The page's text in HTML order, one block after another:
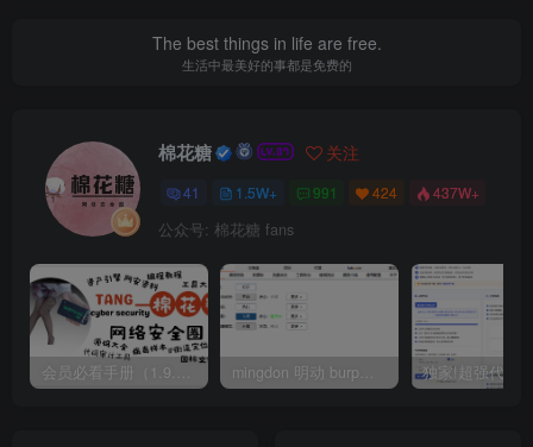
The best things in life are free.
生活中最美好的事都是免费的
棉花糖 关注
41 1.5W+ 991 424 437W+
公众号: 棉花糖 fans
会员必看手册（1.9.0版本 26.4.5更新） mingdon 明动 burp插件0.2.6版本 本地时间校验去除版